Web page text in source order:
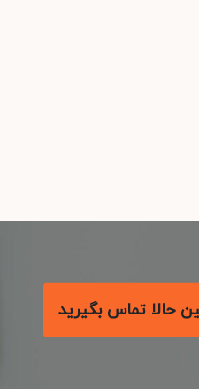
حالا تماس بگیرید